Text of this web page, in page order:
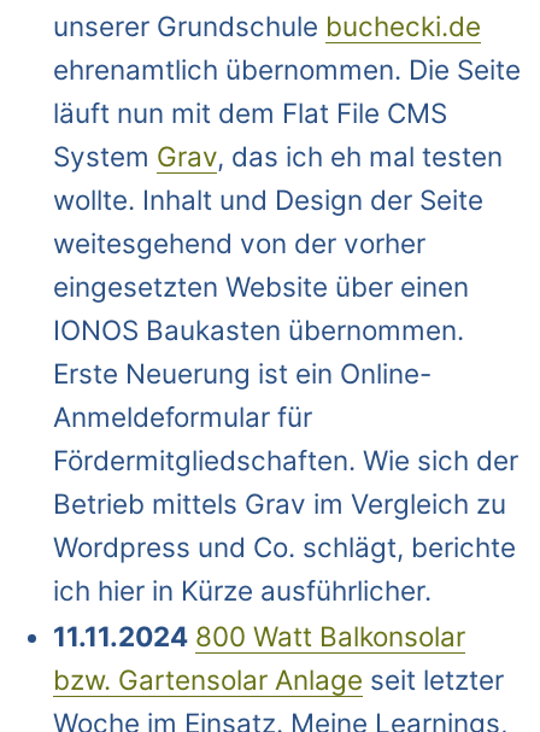
unserer Grundschule buchecki.de
ehrenamtlich übernommen. Die Seite
läuft nun mit dem Flat File CMS
System Grav, das ich eh mal testen
wollte. Inhalt und Design der Seite
weitesgehend von der vorher
eingesetzten Website über einen
IONOS Baukasten übernommen.
Erste Neuerung ist ein Online-
Anmeldeformular für
Fördermitgliedschaften. Wie sich der
Betrieb mittels Grav im Vergleich zu
Wordpress und Co. schlägt, berichte
ich hier in Kürze ausführlicher.
11.11.2024 800 Watt Balkonsolar
bzw. Gartensolar Anlage seit letzter
Woche im Einsatz. Meine Learnings,